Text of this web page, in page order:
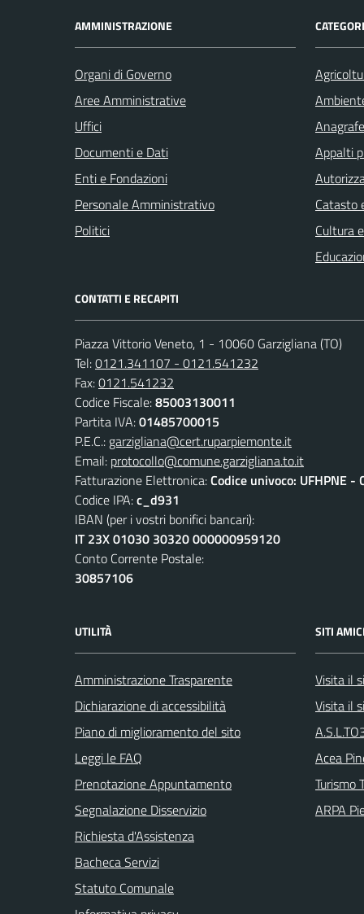
AMMINISTRAZIONE
Organi di Governo
Aree Amministrative
Uffici
Documenti e Dati
Enti e Fondazioni
Personale Amministrativo
Politici
Appalti
Catasto
Cultura
CONTATTI E RECAPITI
Piazza Vittorio Veneto, 1 - 10060 Garzigliana (TO)
Tel:0121.341107 - 0121.541232
Fax:0121.541232
Codice Fiscale:85003130011
Partita IVA:01485700015
P.E.C.: garzigliana@cert.ruparpiemonte.it
Email: protocollo@comune.garzigliana.to.it
Fatturazione Elettronica:Codice univoco: UFHPNE -
Codice IPA:c_d931
IBAN (per i vostri bonifici bancari):
IT 23X 01030 30320 000000959120
Conto Corrente Postale:
30857106
UTILITÀ
Amministrazione Trasparente
Dichiarazione di accessibilità
Piano di miglioramento del sito
Leggi le FAQ
Prenotazione Appuntamento
Segnalazione Disservizio
Richiesta d'Assistenza
Bacheca Servizi
Statuto Comunale
SITI AMICI
Visita il
Visita il
Acea
Turismo
ARPA